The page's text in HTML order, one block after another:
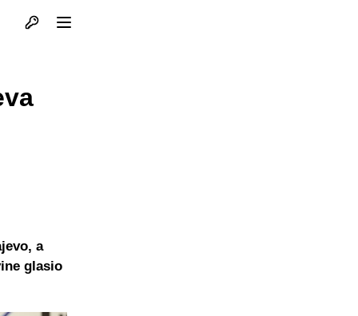
Otvori profil
a
glasio